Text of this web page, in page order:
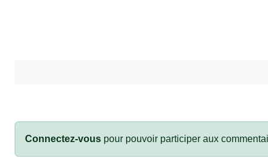
Connectez-vous pour pouvoir participer aux